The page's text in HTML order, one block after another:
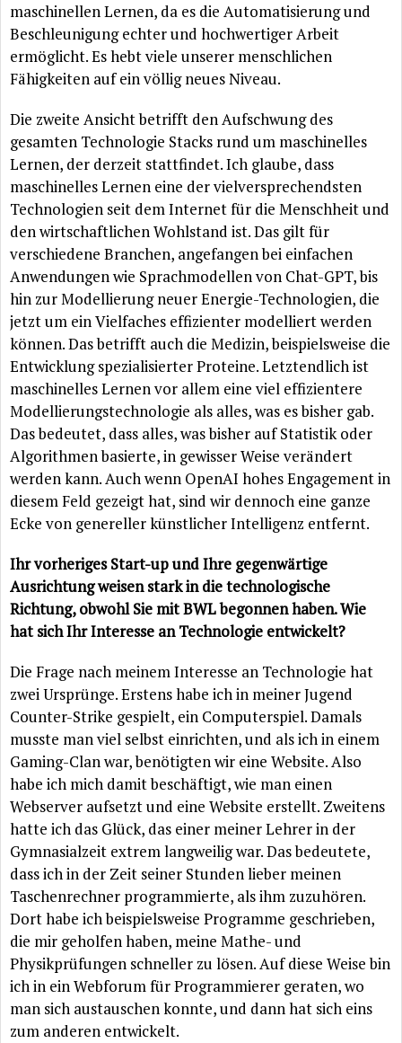
maschinellen Lernen, da es die Automatisierung und
Beschleunigung echter und hochwertiger Arbeit
ermöglicht. Es hebt viele unserer menschlichen
Fähigkeiten auf ein völlig neues Niveau.
Die zweite Ansicht betrifft den Aufschwung des
gesamten Technologie Stacks rund um maschinelles
Lernen, der derzeit stattfindet. Ich glaube, dass
maschinelles Lernen eine der vielversprechendsten
Technologien seit dem Internet für die Menschheit und
den wirtschaftlichen Wohlstand ist. Das gilt für
verschiedene Branchen, angefangen bei einfachen
Anwendungen wie Sprachmodellen von Chat-GPT, bis
hin zur Modellierung neuer Energie-Technologien, die
jetzt um ein Vielfaches effizienter modelliert werden
können. Das betrifft auch die Medizin, beispielsweise die
Entwicklung spezialisierter Proteine. Letztendlich ist
maschinelles Lernen vor allem eine viel effizientere
Modellierungstechnologie als alles, was es bisher gab.
Das bedeutet, dass alles, was bisher auf Statistik oder
Algorithmen basierte, in gewisser Weise verändert
werden kann. Auch wenn OpenAI hohes Engagement in
diesem Feld gezeigt hat, sind wir dennoch eine ganze
Ecke von genereller künstlicher Intelligenz entfernt.
Ihr vorheriges Start-up und Ihre gegenwärtige
Ausrichtung weisen stark in die technologische
Richtung, obwohl Sie mit BWL begonnen haben. Wie
hat sich Ihr Interesse an Technologie entwickelt?
Die Frage nach meinem Interesse an Technologie hat
zwei Ursprünge. Erstens habe ich in meiner Jugend
Counter-Strike gespielt, ein Computerspiel. Damals
musste man viel selbst einrichten, und als ich in einem
Gaming-Clan war, benötigten wir eine Website. Also
habe ich mich damit beschäftigt, wie man einen
Webserver aufsetzt und eine Website erstellt. Zweitens
hatte ich das Glück, das einer meiner Lehrer in der
Gymnasialzeit extrem langweilig war. Das bedeutete,
dass ich in der Zeit seiner Stunden lieber meinen
Taschenrechner programmierte, als ihm zuzuhören.
Dort habe ich beispielsweise Programme geschrieben,
die mir geholfen haben, meine Mathe- und
Physikprüfungen schneller zu lösen. Auf diese Weise bin
ich in ein Webforum für Programmierer geraten, wo
man sich austauschen konnte, und dann hat sich eins
zum anderen entwickelt.